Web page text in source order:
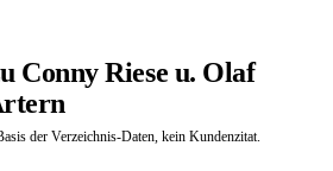
Conny Riese u. Olaf
der Verzeichnis-Daten, kein Kundenzitat.